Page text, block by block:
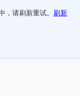
，请刷新重试。 刷新